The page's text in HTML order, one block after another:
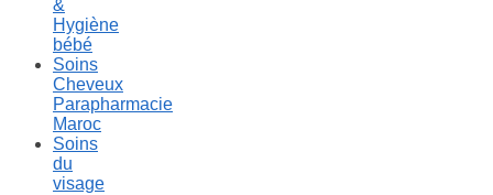
&
Hygiène
bébé
Soins
Cheveux
Parapharmacie
Maroc
Soins
du
visage